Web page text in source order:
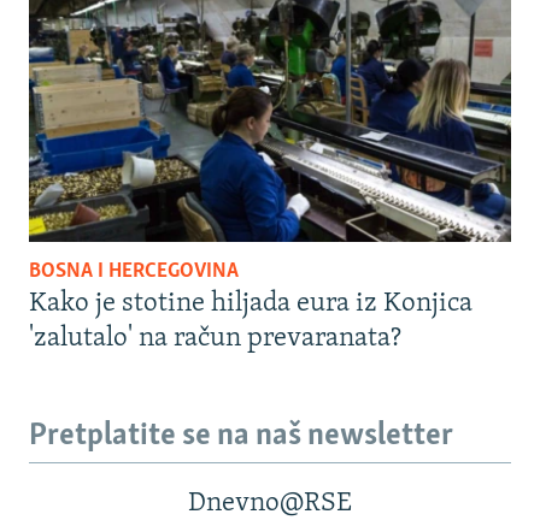
BOSNA I HERCEGOVINA
Kako je stotine hiljada eura iz Konjica
'zalutalo' na račun prevaranata?
Pretplatite se na naš newsletter
Dnevno@RSE